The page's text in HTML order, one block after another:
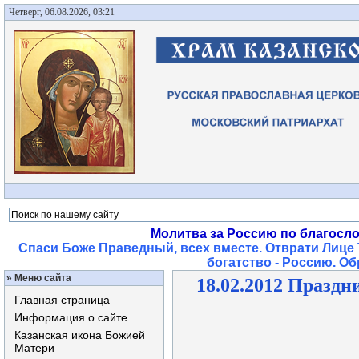
Четверг, 06.08.2026, 03:21
Молитва за Россию по
Спаси Боже Праведный, всех вместе. Отврати
богатство - Россию.
» Меню сайта
Главная страница
Информация о сайте
Казанская икона Божией
Матери
18.02.2012